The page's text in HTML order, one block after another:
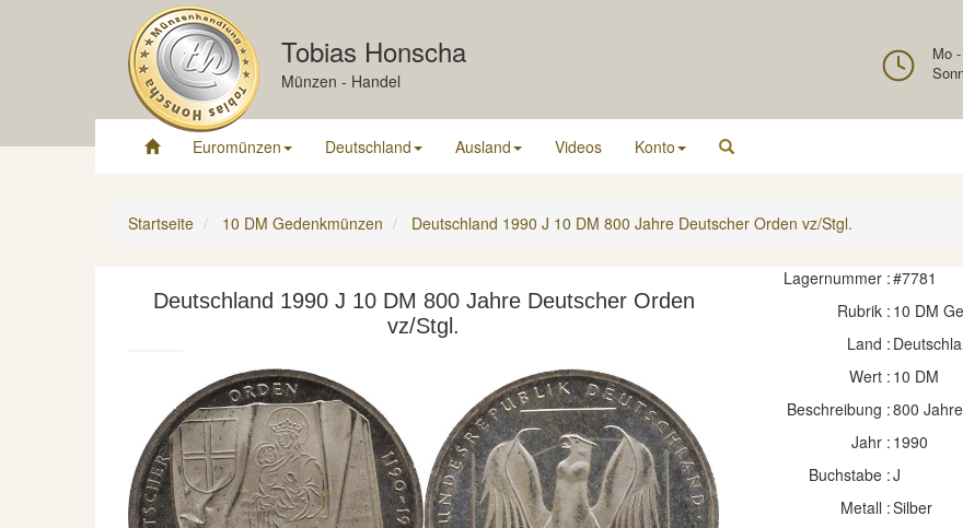
Tobias Honscha
Münzen - Handel
Mo
Euromünzen Deutschland Ausland Videos Konto
Startseite 10 DM Gedenkmünzen Deutschland 1990 J 10 DM 800 Jahre Deutscher Orden vz/Stgl.
Deutschland 1990 J 10 DM 800 Jahre Deutscher Orden
vz/Stgl.
Lagernummer :#7781
Rubrik : 10 DM
Land :
Wert : 10 DM
Beschreibung :800
Jahr : 1990
Buchstabe :J
Metall :Silber